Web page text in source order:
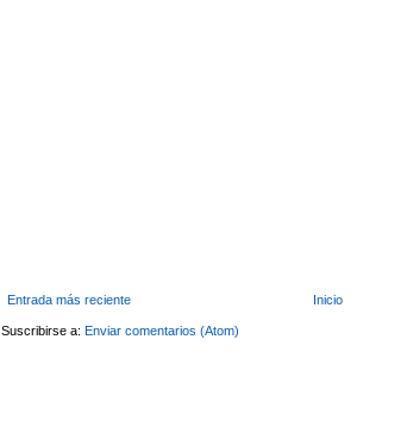
Entrada más reciente Inicio
Suscribirse a: Enviar comentarios (Atom)